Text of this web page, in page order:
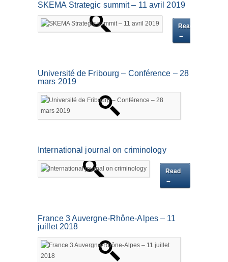
SKEMA Strategic summit – 11 avril 2019
Read
→
Université de Fribourg – Conférence – 28
mars 2019
International journal on criminology
Read
→
France 3 Auvergne-Rhône-Alpes – 11
juillet 2018